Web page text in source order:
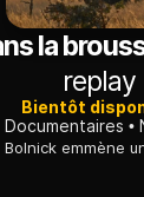
la
replay
Bientôt
Documentaires